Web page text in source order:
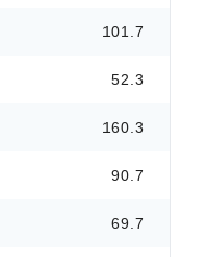
101.7
52.3
160.3
90.7
69.7